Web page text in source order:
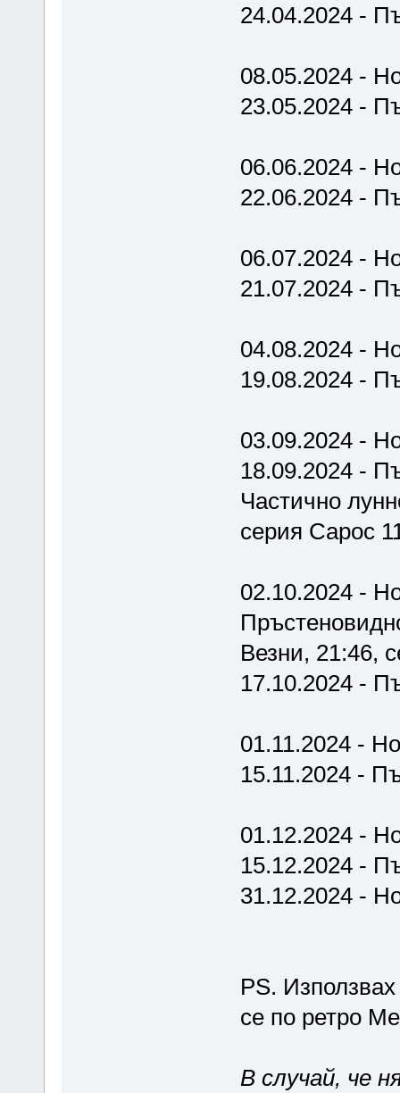
24.04.2024 -
08.05.2024 -
23.05.2024 -
06.06.2024 -
22.06.2024 -
06.07.2024 -
21.07.2024 -
04.08.2024 -
19.08.2024 -
03.09.2024 -
18.09.2024 -
Частично
серия Сарос
02.10.2024 -
Везни, 21:46,
17.10.2024 -
01.11.2024 -
15.11.2024 -
01.12.2024 -
15.12.2024 -
31.12.2024 -
PS.
се по ретро
В случай, че